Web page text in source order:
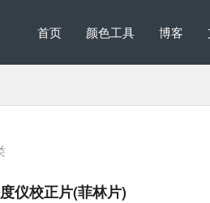
首页 颜色工具 博客
仪校正片(菲林片)